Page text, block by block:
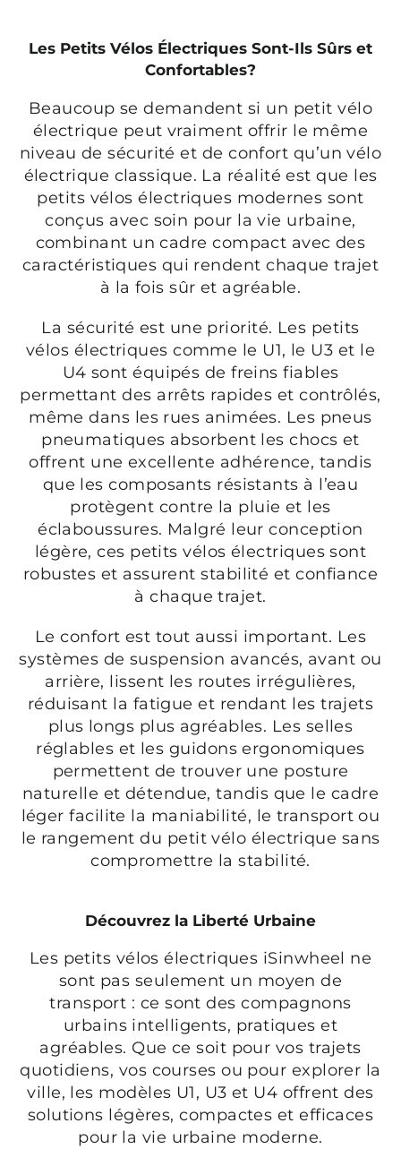
Les Petits Vélos Électriques Sont-Ils Sûrs et
Confortables?
Beaucoup se demandent si un petit vélo
électrique peut vraiment offrir le même
niveau de sécurité et de confort qu’un vélo
électrique classique. La réalité est que les
petits vélos électriques modernes sont
conçus avec soin pour la vie urbaine,
combinant un cadre compact avec des
caractéristiques qui rendent chaque trajet
à la fois sûr et agréable.
La sécurité est une priorité. Les petits
vélos électriques comme le U1, le U3 et le
U4 sont équipés de freins fiables
permettant des arrêts rapides et contrôlés,
même dans les rues animées. Les pneus
pneumatiques absorbent les chocs et
offrent une excellente adhérence, tandis
que les composants résistants à l’eau
protègent contre la pluie et les
éclaboussures. Malgré leur conception
légère, ces petits vélos électriques sont
robustes et assurent stabilité et confiance
à chaque trajet.
Le confort est tout aussi important. Les
systèmes de suspension avancés, avant ou
arrière, lissent les routes irrégulières,
réduisant la fatigue et rendant les trajets
plus longs plus agréables. Les selles
réglables et les guidons ergonomiques
permettent de trouver une posture
naturelle et détendue, tandis que le cadre
léger facilite la maniabilité, le transport ou
le rangement du petit vélo électrique sans
compromettre la stabilité.
Découvrez la Liberté Urbaine
Les petits vélos électriques iSinwheel ne
sont pas seulement un moyen de
transport : ce sont des compagnons
urbains intelligents, pratiques et
agréables. Que ce soit pour vos trajets
quotidiens, vos courses ou pour explorer la
ville, les modèles U1, U3 et U4 offrent des
solutions légères, compactes et efficaces
pour la vie urbaine moderne.